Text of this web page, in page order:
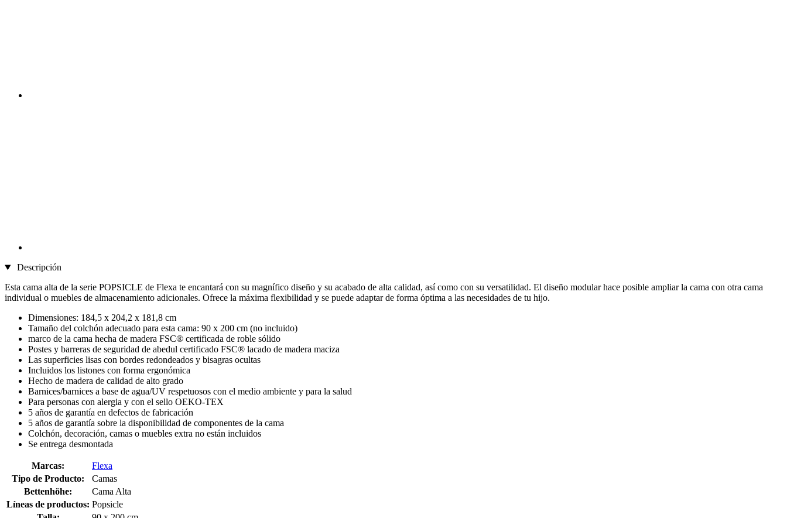
Descripción
Esta cama alta de la serie POPSICLE de Flexa te encantará con su magnífico diseño y su acabado de alta calidad, así como con su versatilidad. El diseño modular hace posible ampliar la cama con otra cama
individual o muebles de almacenamiento adicionales. Ofrece la máxima flexibilidad y se puede adaptar de forma óptima a las necesidades de tu hijo.
Dimensiones: 184,5 x 204,2 x 181,8 cm
Tamaño del colchón adecuado para esta cama: 90 x 200 cm (no incluido)
marco de la cama hecha de madera FSC® certificada de roble sólido
Postes y barreras de seguridad de abedul certificado FSC® lacado de madera maciza
Las superficies lisas con bordes redondeados y bisagras ocultas
Incluidos los listones con forma ergonómica
Hecho de madera de calidad de alto grado
Barnices/barnices a base de agua/UV respetuosos con el medio ambiente y para la salud
Para personas con alergia y con el sello OEKO-TEX
5 años de garantía en defectos de fabricación
5 años de garantía sobre la disponibilidad de componentes de la cama
Colchón, decoración, camas o muebles extra no están incluidos
Se entrega desmontada
Marcas:
Flexa
Tipo de Producto:
Camas
Bettenhöhe:
Cama Alta
Líneas de productos: Popsicle